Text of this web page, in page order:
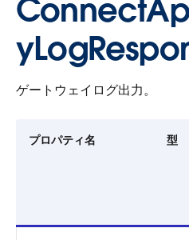
ゲートウェイログ出力。
プロパティ名 型